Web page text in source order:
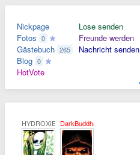
Nickpage
Fotos 0
Gästebuch 265
Blog 0
HotVote
Lose senden
Freunde werden
Nachricht senden
HYDROXIE DarkBuddha